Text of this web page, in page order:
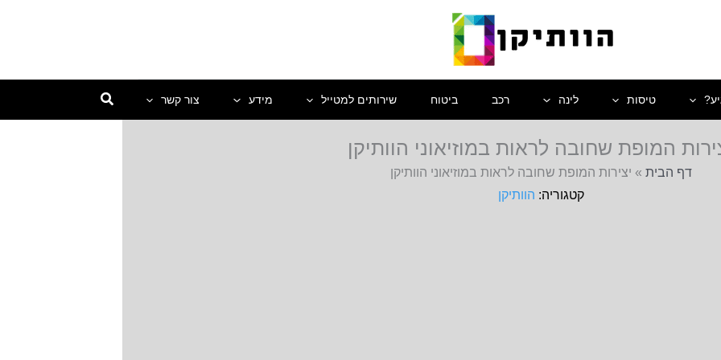
טיסות לינה רכב ביטוח שירותים למטייל מידע צור קשר
המופת שחובה לראות במוזיאוני הוותיקן
דף הבית » יצירות המופת שחובה לראות במוזיאוני הוותיקן
הוותיקן